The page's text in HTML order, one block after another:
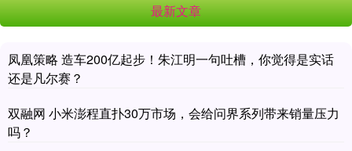
最新文章
凤凰策略 造车200亿起步！朱江明一句吐槽，你觉得是实话
还是凡尔赛？
双融网 小米澎程直扑30万市场，会给问界系列带来销量压力
吗？